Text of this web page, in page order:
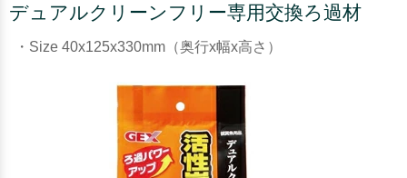
デュアルクリーンフリー専用交換ろ過材
・Size 40x125x330mm（奥行x幅x高さ）